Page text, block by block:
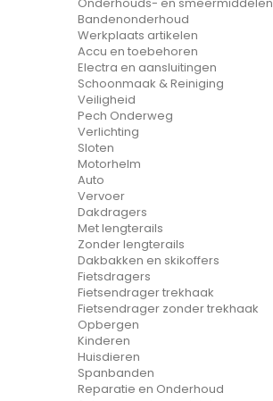
Bandenonderhoud
Werkplaats artikelen
Accu en toebehoren
Electra en aansluitingen
Schoonmaak & Reiniging
Veiligheid
Pech Onderweg
Verlichting
Sloten
Motorhelm
Auto
Vervoer
Dakdragers
Met lengterails
Zonder lengterails
Dakbakken en skikoffers
Fietsdragers
Fietsendrager trekhaak
Fietsendrager zonder trekhaak
Opbergen
Kinderen
Huisdieren
Spanbanden
Reparatie en Onderhoud